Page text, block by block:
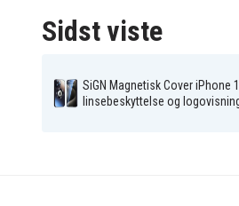
Sidst viste
SiGN Magnetisk Cover iPhone
linsebeskyttelse og